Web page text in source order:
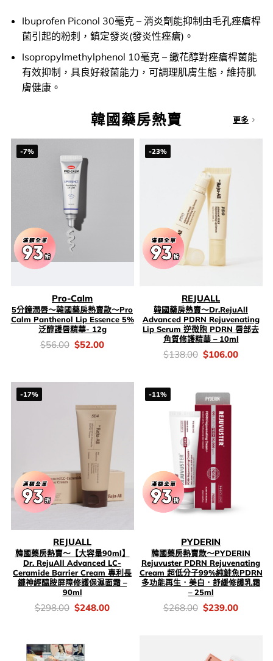
Ibuprofen Piconol 30毫克 – 消炎劑能抑制由毛孔痤瘡桿
菌引起的粉刺，鎮定發炎(發炎性痤瘡)。
Isopropylmethylphenol 10毫克 – 繖花醇對痤瘡桿菌能
有效抑制，具良好殺菌能力，可調理肌膚生態，維持肌
膚健康。
韓國藥房熱賣 更多
-7%
Pro-Calm
5分鐘潤唇～韓國藥房熱賣款～Pro
Calm Panthenol Lip Essence 5%
泛醇護唇精華- 12g
價
$56.00 Original
$52.00Current
-23%
REJUALL
韓國藥房熱賣～Dr.RejuAll
Advanced PDRN Rejuvenating
Lip Serum 逆微胞 PDRN 唇部去
角質修護精華 – 10ml
價
$138.00 Original
$106.00Current
-17%
REJUALL
韓國藥房熱賣～【大容量90ml】
Dr. RejuAll Advanced LC-
Ceramide Barrier Cream 專利長
鏈神經醯胺屏障修護保濕面霜 –
90ml
價
$298.00 Original
$248.00Current
-11%
PYDERIN
韓國藥房熱賣款～PYDERIN
Rejuvuster PDRN Rejuvenating
Cream 超低分子99%純鮭魚PDRN
多功能再生．美白．舒緩修護乳霜
– 25ml
價
$268.00 Original
$239.00Current